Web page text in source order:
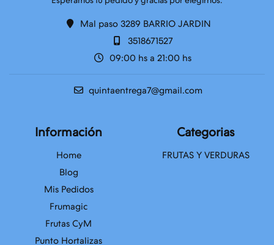
Mal paso 3289 BARRIO JARDIN
3518671527
09:00 hs a 21:00 hs
quintaentrega7@gmail.com
Información
Home
Blog
Mis Pedidos
Frumagic
Frutas CyM
Punto Hortalizas
Categorias
FRUTAS Y VERDURAS